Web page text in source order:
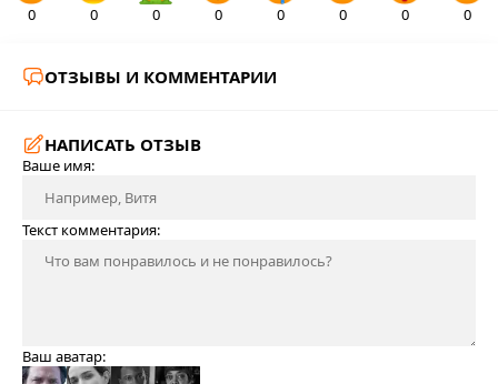
0 0 0 0 0 0 0 0
ОТЗЫВЫ И КОММЕНТАРИИ
НАПИСАТЬ ОТЗЫВ
Ваше имя:
Текст комментария:
Ваш аватар: